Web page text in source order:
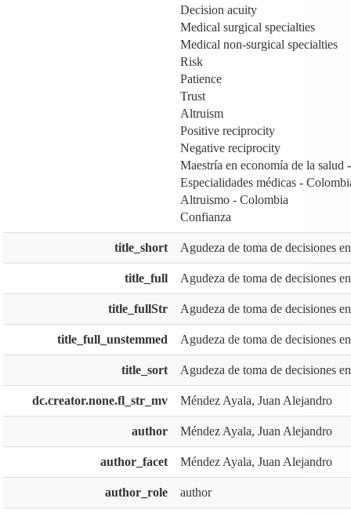
Decision acuity
Medical surgical specialties
Medical non-surgical specialties
Risk
Patience
Trust
Altruism
Positive reciprocity
Negative reciprocity
Maestría en economía de la salud
Especialidades médicas -
Altruismo - Colombia
Confianza
title_short Agudeza de toma de decisiones
title_full Agudeza de toma de decisiones
title_fullStr Agudeza de toma de decisiones
title_full_unstemmed Agudeza de toma de decisiones
title_sort Agudeza de toma de decisiones
dc.creator.none.fl_str_mv Méndez Ayala, Juan Alejandro
author Méndez Ayala, Juan Alejandro
author_facet Méndez Ayala, Juan Alejandro
author_role author